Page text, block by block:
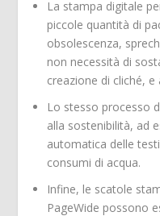
La stampa digitale
piccole quantità di
obsolescenza,
non necessità di
creazione di cliché, e
Lo stesso processo
alla sostenibilità, ad
automatica delle
consumi di acqua.
Infine, le scatole
PageWide possono